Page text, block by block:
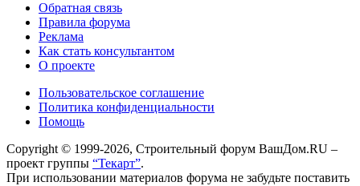
Обратная связь
Правила форума
Реклама
Как стать консультантом
О проекте
Пользовательское соглашение
Политика конфиденциальности
Помощь
Copyright © 1999-2026, Строительный форум ВашДом.RU –
проект группы “Текарт”.
При использовании материалов форума не забудьте поставить